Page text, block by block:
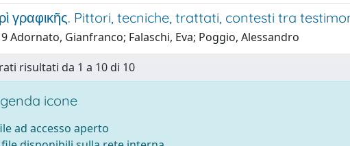
γραφικῆς. Pittori, tecniche, trattati, contesti tra
Adornato, Gianfranco; Falaschi, Eva; Poggio, Alessandro
risultati da 1 a 10 di 10
icone
ad accesso aperto